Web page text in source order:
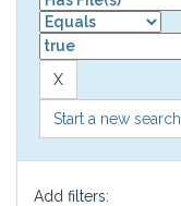
Start a new search
Add filters: